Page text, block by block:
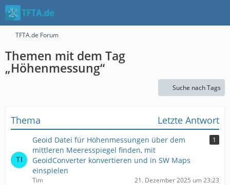
TFTA.de Forum
Themen mit dem Tag
„Höhenmessung“
Suche nach Tags
Thema Letzte Antwort
Geoid Datei für Höhenmessungen über dem
mittleren Meeresspiegel finden, mit
GeoidConverter konvertieren und in SW Maps
einspielen
1
Tim 21. Dezember 2025 um 23:23